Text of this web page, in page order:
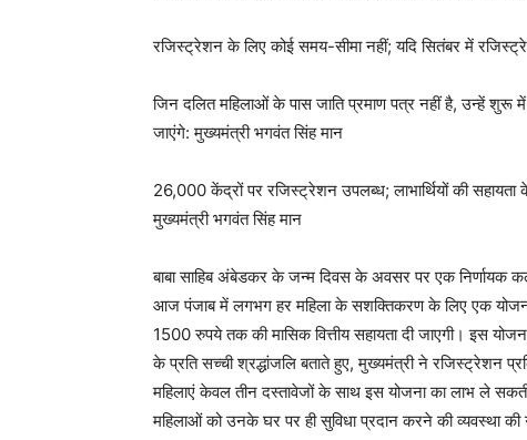
रजिस्ट्रेशन के लिए कोई समय-सीमा नहीं; यदि सितंबर में
जिन दलित महिलाओं के पास जाति प्रमाण पत्र नहीं है, उन्हें
जाएंगे: मुख्यमंत्री भगवंत सिंह मान
26,000 केंद्रों पर रजिस्ट्रेशन उपलब्ध; लाभार्थियों की सहायता
मुख्यमंत्री भगवंत सिंह मान
बाबा साहिब अंबेडकर के जन्म दिवस के अवसर पर एक निर्णायक
आज पंजाब में लगभग हर महिला के सशक्तिकरण के लिए एक
1500 रुपये तक की मासिक वित्तीय सहायता दी जाएगी। इस
के प्रति सच्ची श्रद्धांजलि बताते हुए, मुख्यमंत्री ने रजिस्ट्रेशन
महिलाएं केवल तीन दस्तावेजों के साथ इस योजना का लाभ ले
महिलाओं को उनके घर पर ही सुविधा प्रदान करने की व्यवस्था की